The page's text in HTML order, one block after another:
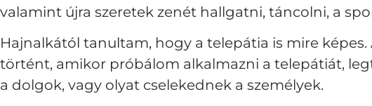
valamint újra szeretek zenét hallgatni, táncolni, a
Hajnalkától tanultam, hogy a telepátia is mire
történt, amikor próbálom alkalmazni a telepátiát,
a dolgok, vagy olyat cselekednek a személyek.